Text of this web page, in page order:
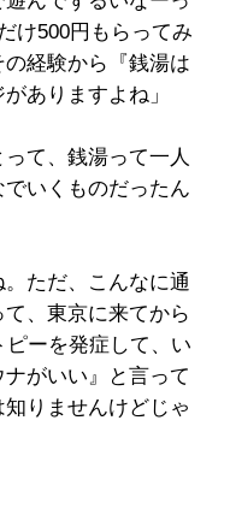
け500円もらってみ
経験から『銭湯は
ありますよね」
て、銭湯って一人
いくものだったん
ただ、こんなに通
、東京に来てから
ーを発症して、い
がいい』と言って
りませんけどじゃ